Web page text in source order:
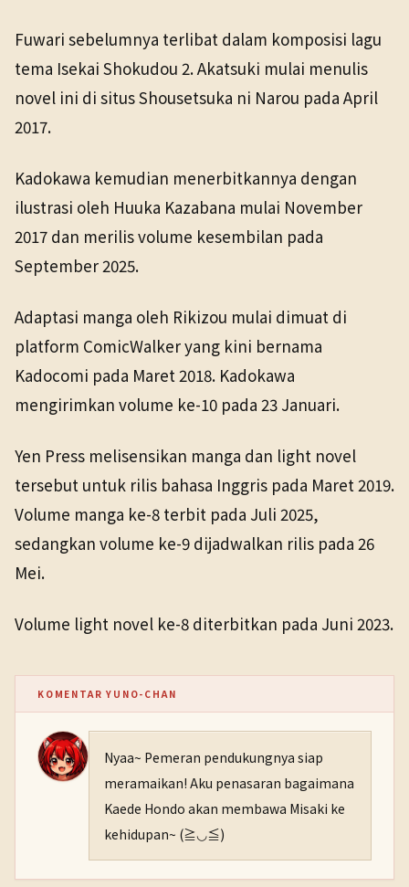
Fuwari sebelumnya terlibat dalam komposisi lagu
tema Isekai Shokudou 2. Akatsuki mulai menulis
novel ini di situs Shousetsuka ni Narou pada April
2017.
Kadokawa kemudian menerbitkannya dengan
ilustrasi oleh Huuka Kazabana mulai November
2017 dan merilis volume kesembilan pada
September 2025.
Adaptasi manga oleh Rikizou mulai dimuat di
platform ComicWalker yang kini bernama
Kadocomi pada Maret 2018. Kadokawa
mengirimkan volume ke-10 pada 23 Januari.
Yen Press melisensikan manga dan light novel
tersebut untuk rilis bahasa Inggris pada Maret 2019.
Volume manga ke-8 terbit pada Juli 2025,
sedangkan volume ke-9 dijadwalkan rilis pada 26
Mei.
Volume light novel ke-8 diterbitkan pada Juni 2023.
KOMENTAR YUNO-CHAN
Nyaa~ Pemeran pendukungnya siap
meramaikan! Aku penasaran bagaimana
Kaede Hondo akan membawa Misaki ke
kehidupan~ (≧◡≦)